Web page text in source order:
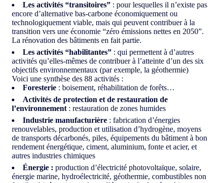
Les activités “transitoires” : pour lesquelles il n’existe pas
encore d’alternative bas-carbone économiquement ou
technologiquement viable, mais qui peuvent contribuer à la
transition vers une économie “zéro émissions nettes en 2050”.
La rénovation des bâtiments en fait partie.
Les activités “habilitantes” : qui permettent à d’autres
activités qu’elles-mêmes de contribuer à l’atteinte d’un des six
objectifs environnementaux (par exemple, la géothermie)
Voici une synthèse des 88 activités :
Foresterie : boisement, réhabilitation de forêts…
Activités de protection et de restauration de
l’environnement : restauration de zones humides
Industrie manufacturière : fabrication d’énergies
renouvelables, production et utilisation d’hydrogène, moyens
de transports décarbonés, piles, équipements du bâtiment à bon
rendement énergétique, ciment, aluminium, fonte et acier, et
autres industries chimiques
Énergie : production d’électricité photovoltaïque, solaire,
énergie marine, hydroélectricité, géothermie, combustibles non